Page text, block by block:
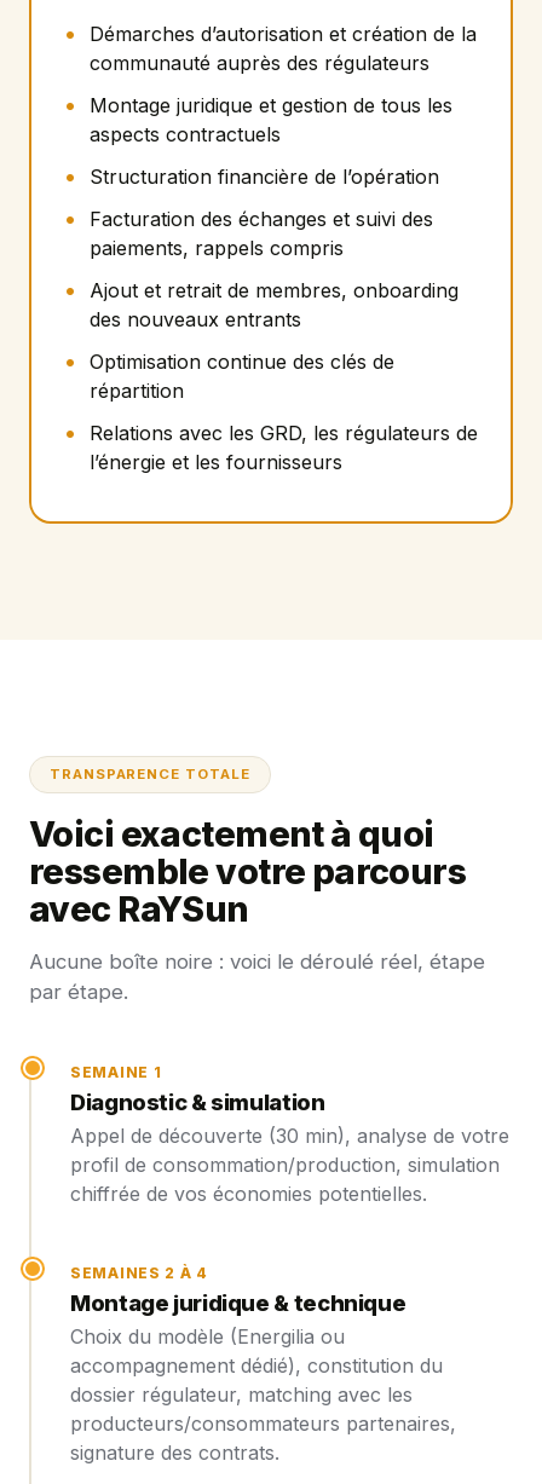
Démarches d’autorisation et création de la
communauté auprès des régulateurs
Montage juridique et gestion de tous les
aspects contractuels
Structuration financière de l’opération
Facturation des échanges et suivi des
paiements, rappels compris
Ajout et retrait de membres, onboarding
des nouveaux entrants
Optimisation continue des clés de
répartition
Relations avec les GRD, les régulateurs de
l’énergie et les fournisseurs
TRANSPARENCE TOTALE
Voici exactement à quoi
ressemble votre parcours
avec RaYSun
Aucune boîte noire : voici le déroulé réel, étape
par étape.
SEMAINE 1
Diagnostic & simulation
Appel de découverte (30 min), analyse de votre
profil de consommation/production, simulation
chiffrée de vos économies potentielles.
SEMAINES 2 À 4
Montage juridique & technique
Choix du modèle (Energilia ou
accompagnement dédié), constitution du
dossier régulateur, matching avec les
producteurs/consommateurs partenaires,
signature des contrats.